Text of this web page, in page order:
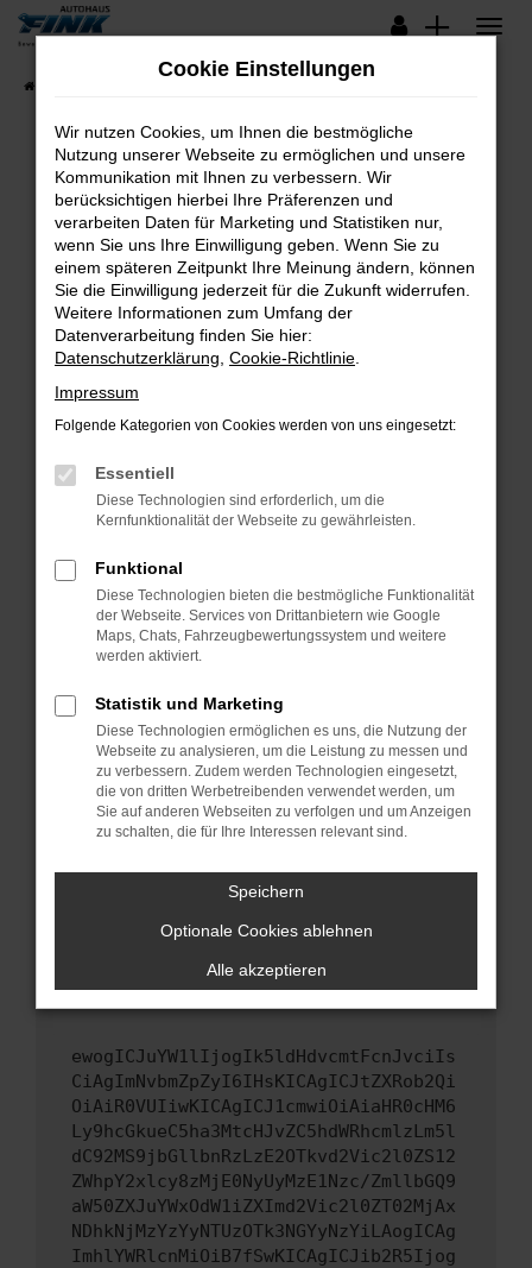
Zum
springen
Lagerfahrzeuge
Fehler: Network Error
Beim Laden ist ein Fehler aufgetreten.
Hier sind ein paar Tipps, die dir helfen können:
Überprüfe deine Firewall und deine
Internetverbindung.
Laden andere Webseiten, zum Beispiel deine
Suchmaschine?
Prüfe deine Browsererweiterungen.
können das Laden bestimmter Seiten
verhindern. Funktioniert die Seite in einem
anderen Browser oder in einem privaten
Starte dein Gerät neu.
Das kann manchmal helfen, vorübergehende
Probleme zu beheben.
Betriebssystem auf dem neuesten Stand
sind.
Veraltete Software birgt nicht nur ein
Sicherheitsrisiko, sondern kann auch dazu
führen, dass bestimmte Funktionen nicht mehr
unterstützt werden.
Wende dich an den Webseitenbetreiber.
Wenn du alle oben genannten Schritte versucht
hast, kontaktiere uns bitte. Wir werden
versuchen, das Problem zu beheben. Du kannst
uns diesen Text schicken, um uns bei der
ewogICJuYW1lIjogIk5ldHdvcmtFcnJvciIs
CiAgImNvbmZpZyI6IHsKICAgICJtZXRob2Qi
OiAiR0VUIiwKICAgICJ1cmwiOiAiaHR0cHM6
Ly9hcGkueC5ha3MtcHJvZC5hdWRhcmlzLm5l
dC92MS9jbGllbnRzLzE2OTkvd2Vic2l0ZS12
ZWhpY2xlcy8zMjE0NyUyMzE1Nzc/ZmllbGQ9
aW50ZXJuYWxOdW1iZXImd2Vic2l0ZT02MjAx
NDhkNjMzYzYyNTUzOTk3NGYyNzYiLAogICAg
ImhlYWRlcnMiOiB7fSwKICAgICJib2R5Ijog
Cookie Einstellungen
Wir nutzen Cookies, um Ihnen die bestmögliche
Nutzung unserer Webseite zu ermöglichen und unsere
Kommunikation mit Ihnen zu verbessern. Wir
berücksichtigen hierbei Ihre Präferenzen und
verarbeiten Daten für Marketing und Statistiken nur,
wenn Sie uns Ihre Einwilligung geben. Wenn Sie zu
einem späteren Zeitpunkt Ihre Meinung ändern, können
Sie die Einwilligung jederzeit für die Zukunft widerrufen.
Weitere Informationen zum Umfang der
Datenverarbeitung finden Sie hier:
Datenschutzerklärung Cookie-Richtlinie
Impressum
Folgende Kategorien von Cookies werden von uns eingesetzt:
Essentiell
Diese Technologien sind erforderlich, um die
Kernfunktionalität der Webseite zu gewährleisten.
Funktional
Diese Technologien bieten die bestmögliche Funktionalität
der Webseite. Services von Drittanbietern wie Google
Maps, Chats, Fahrzeugbewertungssystem und weitere
werden aktiviert.
Statistik und Marketing
Diese Technologien ermöglichen es uns, die Nutzung der
Webseite zu analysieren, um die Leistung zu messen und
zu verbessern. Zudem werden Technologien eingesetzt,
die von dritten Werbetreibenden verwendet werden, um
Sie auf anderen Webseiten zu verfolgen und um Anzeigen
zu schalten, die für Ihre Interessen relevant sind.
Speichern
Optionale Cookies ablehnen
Alle akzeptieren